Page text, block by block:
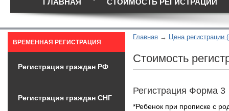
ГЛАВНАЯ СТОИМОСТЬ РЕГИСТРАЦИИ
Главная Цена регистрации
Стоимость
Регистрация Форма 3
*Ребенок при прописке с
ВРЕМЕННАЯ РЕГИСТРАЦИЯ
Регистрация граждан РФ
Регистрация граждан СНГ